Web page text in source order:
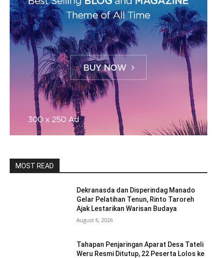
MOST READ
Dekranasda dan Disperindag Manado
Gelar Pelatihan Tenun, Rinto Taroreh
Ajak Lestarikan Warisan Budaya
August 6, 2026
Tahapan Penjaringan Aparat Desa Tateli
Weru Resmi Ditutup, 22 Peserta Lolos ke